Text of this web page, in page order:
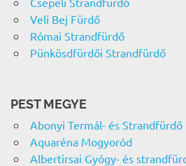
Veli Bej Fürdő
Római Strandfürdő
Pünkösdfürdői Strandfürdő
PEST MEGYE
Abonyi Termál- és Strandfürdő
Aquaréna Mogyoród
Albertirsai Gyógy- és